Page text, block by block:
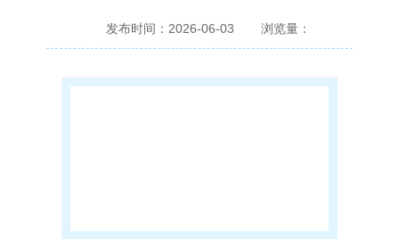
发布时间：2026-06-03 浏览量：